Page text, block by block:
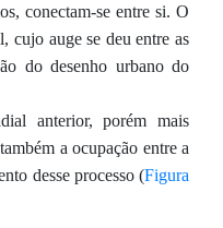
conectam-se entre si. O
cujo auge se deu entre as
do desenho urbano do
anterior, porém mais
a ocupação entre a
desse processo (Figura